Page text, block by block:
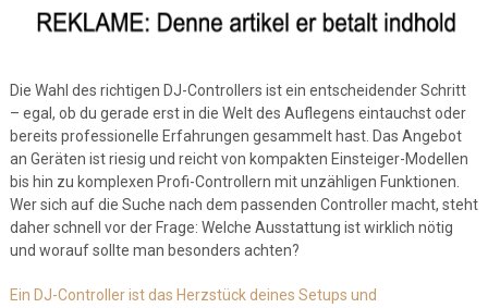
Die Wahl des richtigen DJ-Controllers ist ein entscheidender Schritt
– egal, ob du gerade erst in die Welt des Auflegens eintauchst oder
bereits professionelle Erfahrungen gesammelt hast. Das Angebot
an Geräten ist riesig und reicht von kompakten Einsteiger-Modellen
bis hin zu komplexen Profi-Controllern mit unzähligen Funktionen.
Wer sich auf die Suche nach dem passenden Controller macht, steht
daher schnell vor der Frage: Welche Ausstattung ist wirklich nötig
und worauf sollte man besonders achten?
Ein DJ-Controller ist das Herzstück deines Setups und